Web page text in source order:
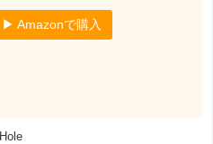
▶ Amazonで購入
Hole